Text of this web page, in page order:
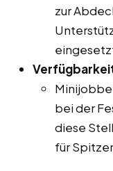
zur
bei der
diese
für